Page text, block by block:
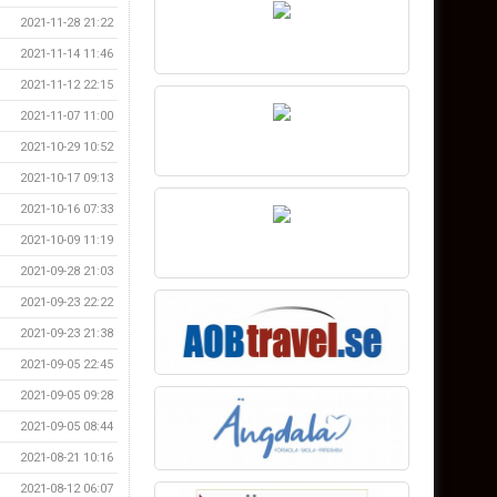
2021-11-28 21:22
2021-11-14 11:46
2021-11-12 22:15
2021-11-07 11:00
2021-10-29 10:52
2021-10-17 09:13
2021-10-16 07:33
2021-10-09 11:19
2021-09-28 21:03
2021-09-23 22:22
2021-09-23 21:38
2021-09-05 22:45
2021-09-05 09:28
2021-09-05 08:44
2021-08-21 10:16
2021-08-12 06:07